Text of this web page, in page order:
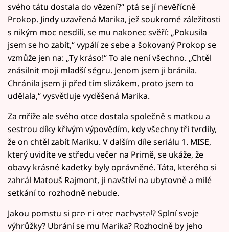
svého tátu dostala do vězení?“ ptá se jí nevěřícně
Prokop. Jindy uzavřená Marika, jež soukromé záležitosti
s nikým moc nesdílí, se mu nakonec svěří: „Pokusila
jsem se ho zabít,“ vypálí ze sebe a šokovaný Prokop se
vzmůže jen na: „Ty kráso!“ To ale není všechno. „Chtěl
znásilnit moji mladší ségru. Jenom jsem ji bránila.
Chránila jsem ji před tím slizákem, proto jsem to
udělala,“ vysvětluje vyděšená Marika.
Za mříže ale svého otce dostala společně s matkou a
sestrou díky křivým výpovědím, kdy všechny tři tvrdily,
že on chtěl zabít Mariku. V dalším díle seriálu 1. MISE,
který uvidíte ve středu večer na Primě, se ukáže, že
obavy krásné kadetky byly oprávněné. Táta, kterého si
zahrál Matouš Rajmont, ji navštíví na ubytovně a milé
setkání to rozhodně nebude.
Failed to fetch
Jakou pomstu si pro ni otec nachystal? Splní svoje
výhrůžky? Ubrání se mu Marika? Rozhodně by jeho